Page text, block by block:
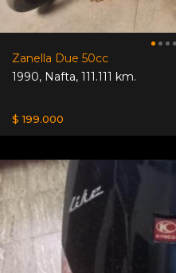
Zanella Due 50cc
1990, Nafta, 111.111 km.
$ 199.000